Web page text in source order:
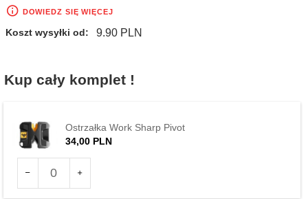
DOWIEDZ SIĘ WIĘCEJ
Koszt wysyłki od: 9.90 PLN
Kup cały komplet !
Ostrzałka Work Sharp Pivot
34,00 PLN
produktu